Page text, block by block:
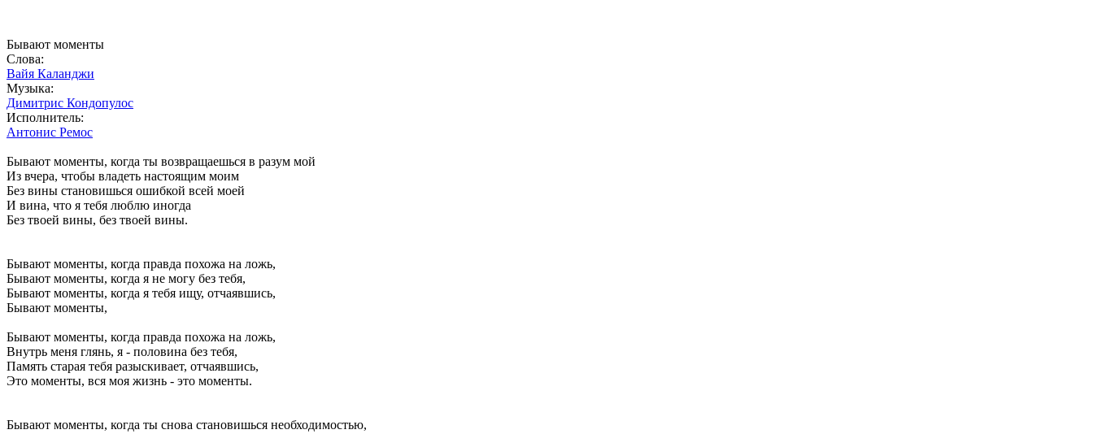
Бывают моменты
Слова:
Вайя Каланджи
Музыка:
Димитрис Кондопулос
Исполнитель:
Антонис Ремос
Бывают моменты, когда ты возвращаешься в разум мой
Из вчера, чтобы владеть настоящим моим
Без вины становишься ошибкой всей моей
И вина, что я тебя люблю иногда
Без твоей вины, без твоей вины.
Бывают моменты, когда правда похожа на ложь,
Бывают моменты, когда я не могу без тебя,
Бывают моменты, когда я тебя ищу, отчаявшись,
Бывают моменты,
Бывают моменты, когда правда похожа на ложь,
Внутрь меня глянь, я - половина без тебя,
Память старая тебя разыскивает, отчаявшись,
Это моменты, вся моя жизнь - это моменты.
Бывают моменты, когда ты снова становишься необходимостью,